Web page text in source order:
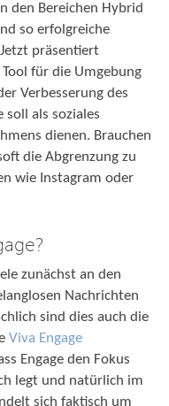
den Bereichen Hybrid
so erfolgreiche
präsentiert
für die Umgebung
Verbesserung des
soll als soziales
dienen. Brauchen
die Abgrenzung zu
wie Instagram oder
zunächst an den
Nachrichten
sind dies auch die
Viva Engage
Engage den Fokus
legt und natürlich im
sich faktisch um